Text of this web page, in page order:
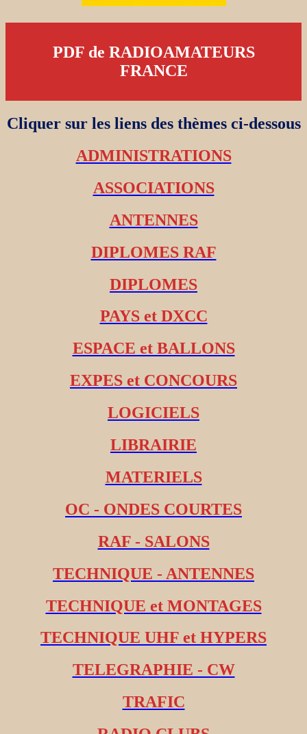
PDF de RADIOAMATEURS
FRANCE
Cliquer sur les liens des thèmes ci-dessous
ADMINISTRATIONS
ASSOCIATIONS
ANTENNES
DIPLOMES RAF
DIPLOMES
PAYS et DXCC
ESPACE et BALLONS
EXPES et CONCOURS
LOGICIELS
LIBRAIRIE
MATERIELS
OC - ONDES COURTES
RAF - SALONS
TECHNIQUE - ANTENNES
TECHNIQUE et MONTAGES
TECHNIQUE UHF et HYPERS
TELEGRAPHIE - CW
TRAFIC